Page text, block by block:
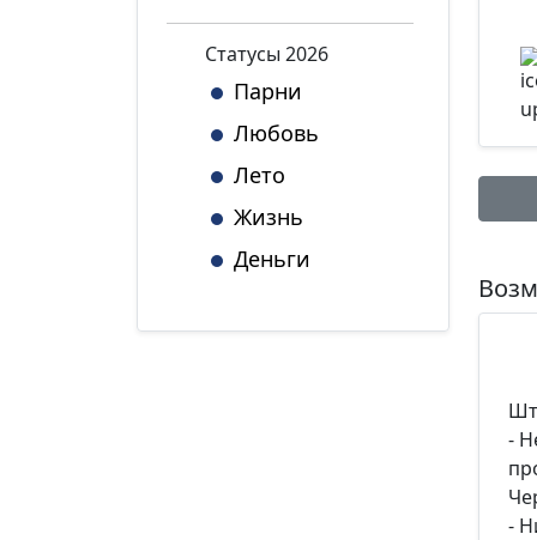
Статуcы 2026
Парни
Любовь
Лето
Жизнь
Деньги
-
-